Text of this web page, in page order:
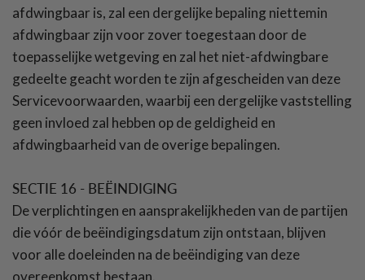
afdwingbaar is, zal een dergelijke bepaling niettemin
afdwingbaar zijn voor zover toegestaan door de
toepasselijke wetgeving en zal het niet-afdwingbare
gedeelte geacht worden te zijn afgescheiden van deze
Servicevoorwaarden, waarbij een dergelijke vaststelling
geen invloed zal hebben op de geldigheid en
afdwingbaarheid van de overige bepalingen.
SECTIE 16 - BEËINDIGING
De verplichtingen en aansprakelijkheden van de partijen
die vóór de beëindigingsdatum zijn ontstaan, blijven
voor alle doeleinden na de beëindiging van deze
overeenkomst bestaan.